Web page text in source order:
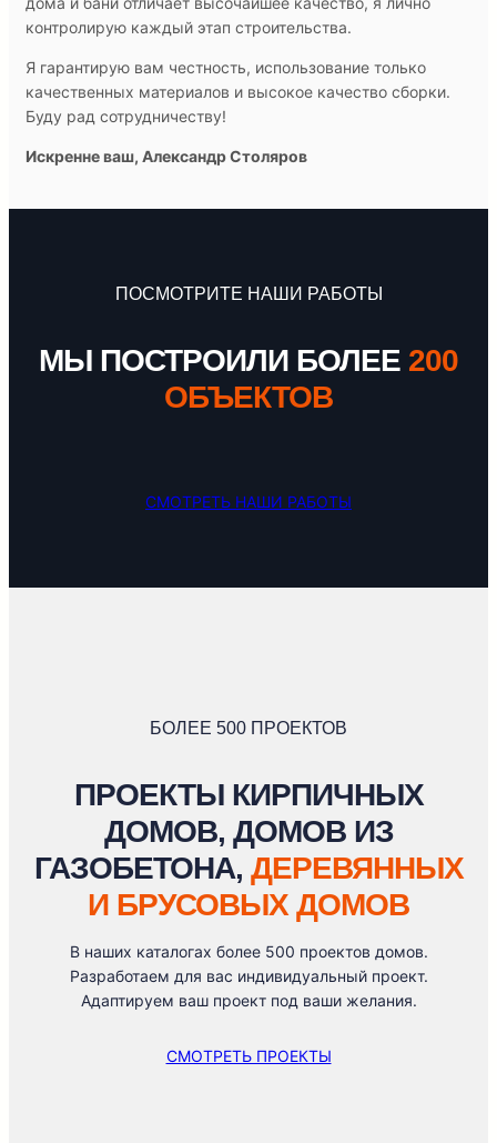
контролирую каждый этап строительства.
Я гарантирую вам честность, использование только
качественных материалов и высокое качество сборки.
Буду рад сотрудничеству!
Искренне ваш, Александр Столяров
ПОСМОТРИТЕ НАШИ РАБОТЫ
МЫ ПОСТРОИЛИ БОЛЕЕ 200
ОБЪЕКТОВ
СМОТРЕТЬ НАШИ РАБОТЫ
БОЛЕЕ 500 ПРОЕКТОВ
ПРОЕКТЫ КИРПИЧНЫХ
ДОМОВ, ДОМОВ ИЗ
ГАЗОБЕТОНА, ДЕРЕВЯННЫХ
И БРУСОВЫХ ДОМОВ
В наших каталогах более 500 проектов домов.
Разработаем для вас индивидуальный проект.
Адаптируем ваш проект под ваши желания.
СМОТРЕТЬ ПРОЕКТЫ